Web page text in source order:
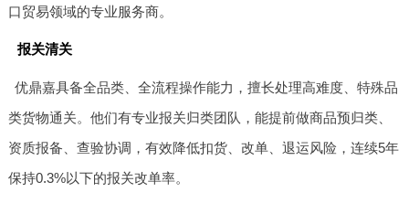
口贸易领域的专业服务商。
报关清关
优鼎嘉具备全品类、全流程操作能力，擅长处理高难度、特殊品
类货物通关。他们有专业报关归类团队，能提前做商品预归类、
资质报备、查验协调，有效降低扣货、改单、退运风险，连续5年
保持0.3%以下的报关改单率。